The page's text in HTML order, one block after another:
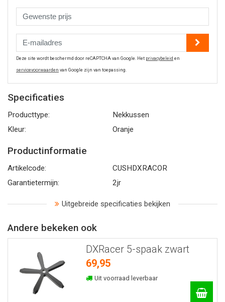
Deze site wordt beschermd door reCAPTCHA van Google. Het privacybeleid en
servicevoorwaarden van Google zijn van toepassing.
Specificaties
Producttype:
Nekkussen
Kleur:
Oranje
Productinformatie
Artikelcode:
CUSHDXRACOR
Garantietermijn:
2jr
Uitgebreide specificaties bekijken
Andere bekeken ook
DXRacer 5-spaak zwart
69,95
Uit voorraad leverbaar